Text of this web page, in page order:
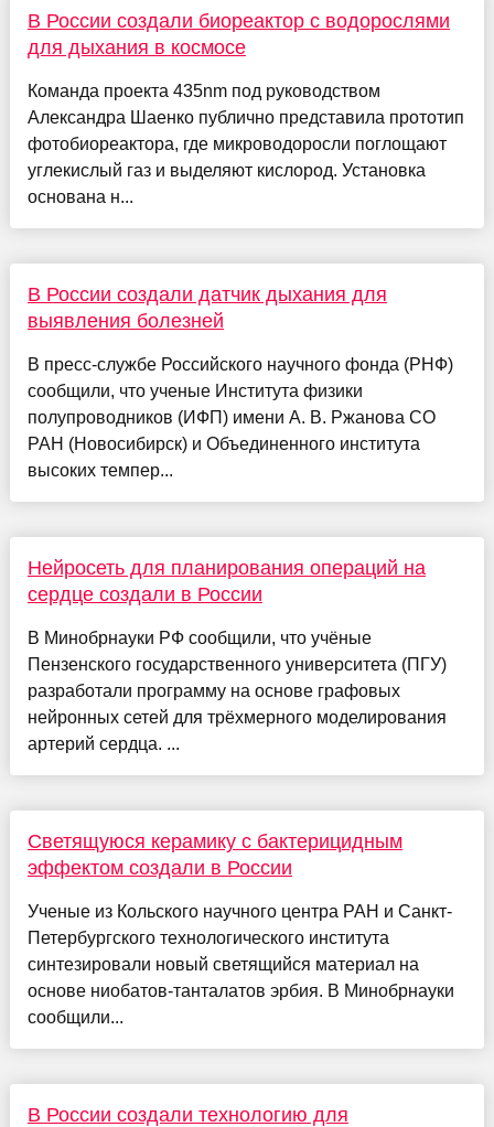
В России создали биореактор с водорослями
для дыхания в космосе
Команда проекта 435nm под руководством
Александра Шаенко публично представила прототип
фотобиореактора, где микроводоросли поглощают
углекислый газ и выделяют кислород. Установка
основана н...
В России создали датчик дыхания для
выявления болезней
В пресс-службе Российского научного фонда (РНФ)
сообщили, что ученые Института физики
полупроводников (ИФП) имени А. В. Ржанова СО
РАН (Новосибирск) и Объединенного института
высоких темпер...
Нейросеть для планирования операций на
сердце создали в России
В Минобрнауки РФ сообщили, что учёные
Пензенского государственного университета (ПГУ)
разработали программу на основе графовых
нейронных сетей для трёхмерного моделирования
артерий сердца. ...
Светящуюся керамику с бактерицидным
эффектом создали в России
Ученые из Кольского научного центра РАН и Санкт-
Петербургского технологического института
синтезировали новый светящийся материал на
основе ниобатов-танталатов эрбия. В Минобрнауки
сообщили...
В России создали технологию для